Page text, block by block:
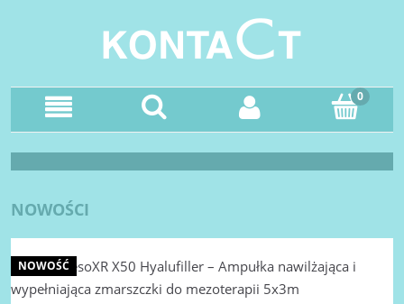
NOWOŚCI
NOREL MesoXR X50 Hyalufiller – Ampułka nawilżająca i
wypełniająca zmarszczki do mezoterapii 5x3m
NOWOŚĆ